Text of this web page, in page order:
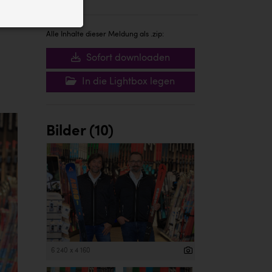
Alle Inhalte dieser Meldung als .zip:
Sofort downloaden
In die Lightbox legen
Bilder (10)
6 240 x 4 160
Website